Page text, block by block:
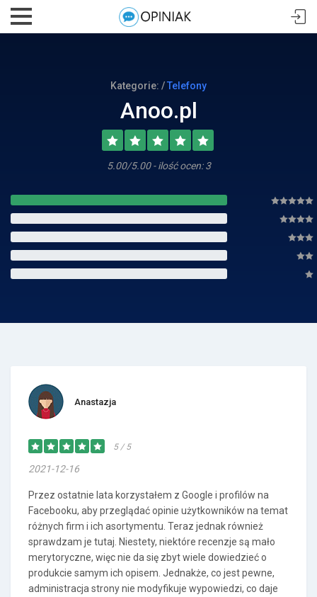
Kategorie: /Telefony
Anoo.pl
5.00/5.00 - ilość ocen: 3
Anastazja
5 / 5
2021-12-16
Przez ostatnie lata korzystałem z Google i profilów na
Facebooku, aby przeglądać opinie użytkowników na temat
różnych firm i ich asortymentu. Teraz jednak również
sprawdzam je tutaj. Niestety, niektóre recenzje są mało
merytoryczne, więc nie da się zbyt wiele dowiedzieć o
produkcie samym ich opisem. Jednakże, co jest pewne,
administracja strony nie modyfikuje wypowiedzi, co daje